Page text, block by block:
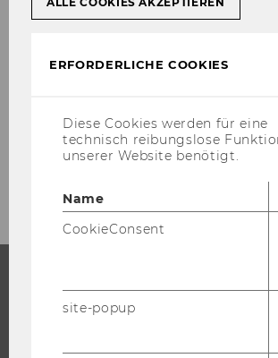
Ac­count type
Lay­out of entry screens
STUDIUM
ERFORDERLICHE COOKIES
Diese Cookies werden für eine
technisch reibungslose
unserer Website benötigt.
Name
CookieConsent
site-popup